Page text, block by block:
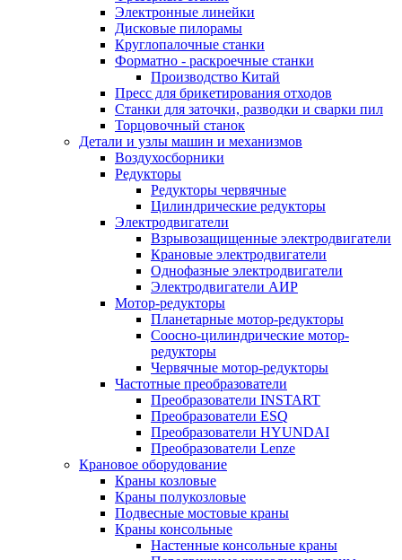
Электронные линейки
Дисковые пилорамы
Круглопалочные станки
Форматно - раскроечные станки
Производство Китай
Пресс для брикетирования отходов
Станки для заточки, разводки и сварки пил
Торцовочный станок
Детали и узлы машин и механизмов
Воздухосборники
Редукторы
Редукторы червячные
Цилиндрические редукторы
Электродвигатели
Взрывозащищенные электродвигатели
Крановые электродвигатели
Однофазные электродвигатели
Электродвигатели АИР
Мотор-редукторы
Планетарные мотор-редукторы
Соосно-цилиндрические мотор-
редукторы
Червячные мотор-редукторы
Частотные преобразователи
Преобразователи INSTART
Преобразователи ESQ
Преобразователи HYUNDAI
Преобразователи Lenze
Крановое оборудование
Краны козловые
Краны полукозловые
Подвесные мостовые краны
Краны консольные
Настенные консольные краны